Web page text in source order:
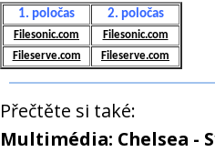
1. poločas 2. poločas
Filesonic.com
Filesonic.com
Fileserve.com
Fileserve.com
Přečtěte si také:
Multimédia: Chelsea -